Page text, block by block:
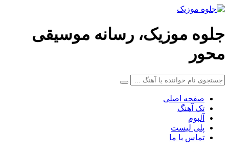
جلوه موزیک، رسانه موسیقی
محور
صفحه اصلی
تک آهنگ
آلبوم
پلی لیست
تماس با ما